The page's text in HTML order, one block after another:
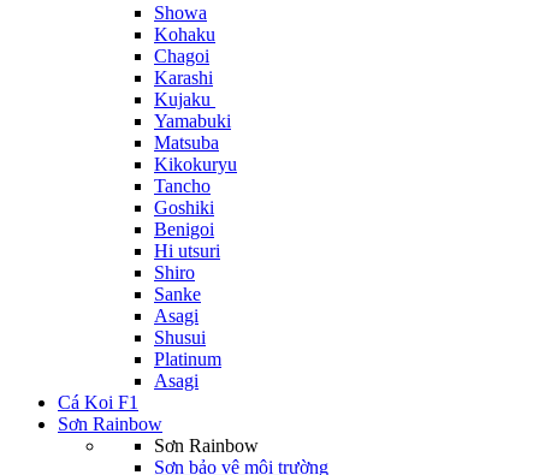
Showa
Kohaku
Chagoi
Karashi
Kujaku
Yamabuki
Matsuba
Kikokuryu
Tancho
Goshiki
Benigoi
Hi utsuri
Shiro
Sanke
Asagi
Shusui
Platinum
Asagi
Cá Koi F1
Sơn Rainbow
Sơn Rainbow
Sơn bảo vệ môi trường